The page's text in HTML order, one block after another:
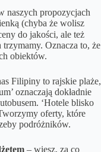
naszych propozycjach
(chyba że wolisz
do jakości, ale też
Oznacza to, że
obiektów.
Filipiny to rajskie plaże,
oznaczają dokładnie
‘Hotele blisko
oferty, które
podróżników.
– wiesz, za co